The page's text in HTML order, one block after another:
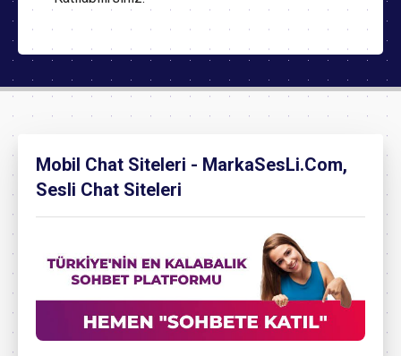
Mobil Chat Siteleri - MarkaSesLi.Com,
Sesli Chat Siteleri